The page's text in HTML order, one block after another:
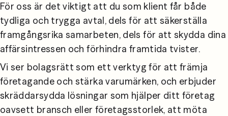
För oss är det viktigt att du som klient får både
tydliga och trygga avtal, dels för att säkerställa
framgångsrika samarbeten, dels för att skydda dina
affärsintressen och förhindra framtida tvister.
Vi ser bolagsrätt som ett verktyg för att främja
företagande och stärka varumärken, och erbjuder
skräddarsydda lösningar som hjälper ditt företag
oavsett bransch eller företagsstorlek, att möta